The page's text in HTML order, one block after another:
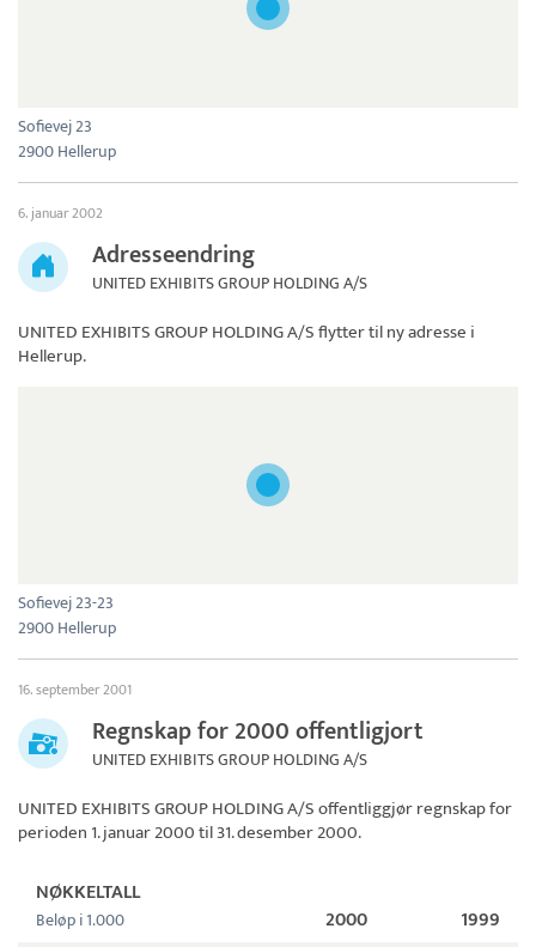
Sofievej 23
2900 Hellerup
6. januar 2002
Adresseendring
UNITED EXHIBITS GROUP HOLDING A/S
UNITED EXHIBITS GROUP HOLDING A/Sflytter til ny adresse i
Hellerup.
Sofievej 23-23
2900 Hellerup
16. september 2001
Regnskap for 2000 offentligjort
UNITED EXHIBITS GROUP HOLDING A/S
UNITED EXHIBITS GROUP HOLDING A/Soffentliggjør regnskap for
perioden 1. januar 2000 til 31. desember 2000.
NØKKELTALL
Beløp i 1.000 2000 1999